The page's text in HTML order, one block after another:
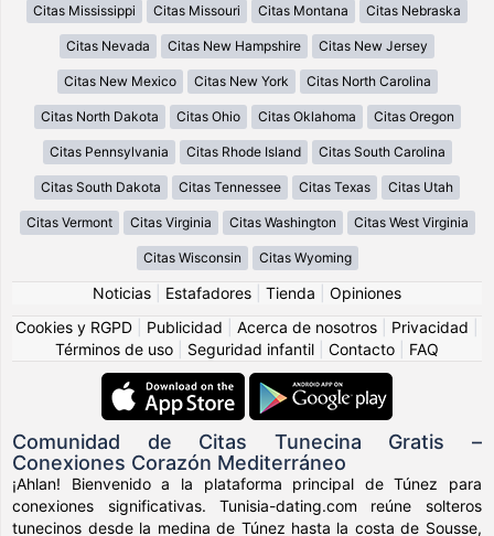
Citas Mississippi Citas Missouri Citas Montana Citas Nebraska
Citas Nevada Citas New Hampshire Citas New Jersey
Citas New Mexico Citas New York Citas North Carolina
Citas North Dakota Citas Ohio Citas Oklahoma Citas Oregon
Citas Pennsylvania Citas Rhode Island Citas South Carolina
Citas South Dakota Citas Tennessee Citas Texas Citas Utah
Citas Vermont Citas Virginia Citas Washington Citas West Virginia
Citas Wisconsin Citas Wyoming
Noticias Estafadores Tienda
Opiniones
Cookies y RGPD
Publicidad Acerca de nosotros Privacidad
Términos de uso
Seguridad infantil Contacto FAQ
Comunidad de Citas Tunecina Gratis –
Conexiones Corazón Mediterráneo
¡Ahlan! Bienvenido a la plataforma principal de Túnez para
conexiones significativas. Tunisia-dating.com reúne solteros
tunecinos desde la medina de Túnez hasta la costa de Sousse,